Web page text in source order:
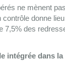
ne mènent
contrôle donne
7,5% des
intégrée dans